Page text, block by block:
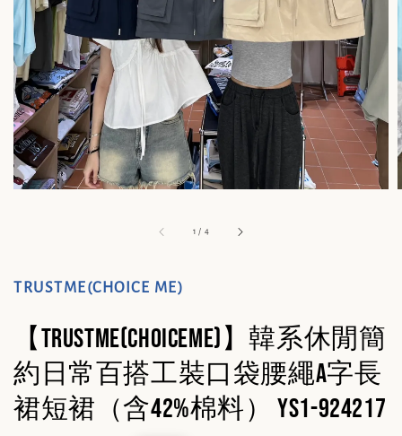
1 / 4
TRUSTME(CHOICE ME)
【TRUSTME(CHOICEME)】韓系休閒簡
約日常百搭工裝口袋腰繩a字長
裙短裙（含42%棉料） YS1-924217